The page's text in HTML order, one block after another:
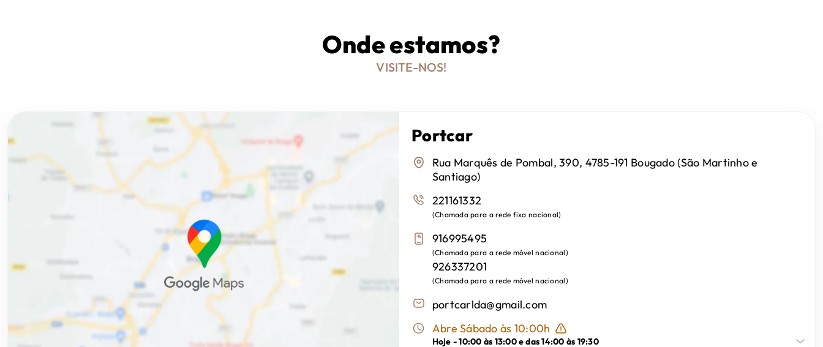
Onde estamos?
VISITE-NOS!
Portcar
Rua Marquês de Pombal, 390, 4785-191 Bougado (São Martinho e
Santiago)
221161332
(Chamada para a rede fixa nacional)
916995495
(Chamada para a rede móvel nacional)
926337201
(Chamada para a rede móvel nacional)
portcarlda@gmail.com
Abre Sábado às 10:00h
Hoje -10:00 às 13:00 e das 14:00 às 19:30